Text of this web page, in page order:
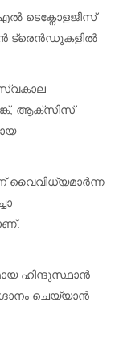
ടെക്നോളജീസ്
ട്രെൻഡുകളിൽ
ആക്സിസ്
വൈവിധ്യമാർന്ന
ഹിന്ദുസ്ഥാൻ
ചെയ്യാൻ